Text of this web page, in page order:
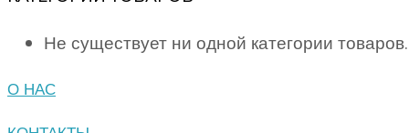
Не существует ни одной категории товаров.
О НАС